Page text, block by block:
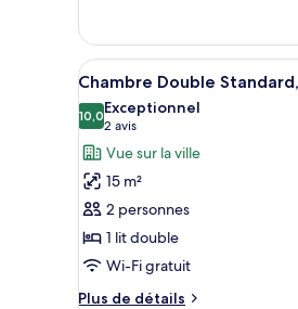
bed)
de
chambre
Chambre
(Bunk
bed)
Afficher
toutes
les
photos
pour
ce
type
de
chambre :
Chambre
7
Chambre Double
10,010,0 sur 10
Exceptionnel
2 avis
(2 avis)
Vue sur la ville
15 m²
2 personnes
1 lit double
Wi-Fi gratuit
Plus de détails
Plus